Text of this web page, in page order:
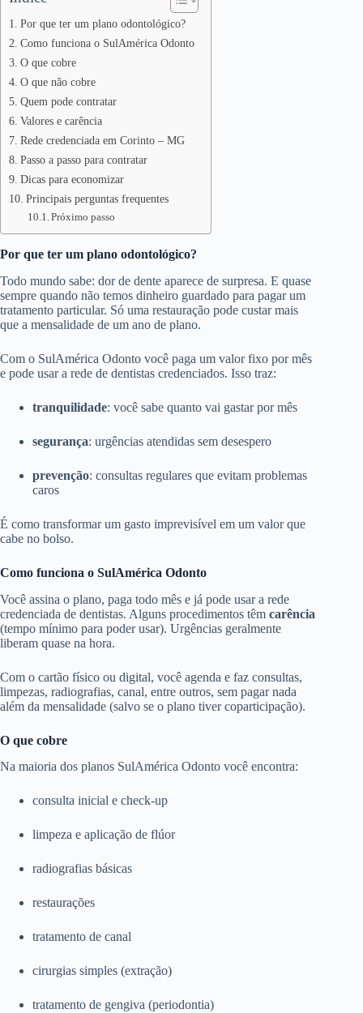
Por que ter um plano odontológico?
Como funciona o SulAmérica Odonto
O que cobre
O que não cobre
Quem pode contratar
Valores e carência
Rede credenciada em Corinto – MG
Passo a passo para contratar
Dicas para economizar
Principais perguntas frequentes
Próximo passo
Por que ter um plano odontológico?
Todo mundo sabe: dor de dente aparece de surpresa. E quase
sempre quando não temos dinheiro guardado para pagar um
tratamento particular. Só uma restauração pode custar mais
que a mensalidade de um ano de plano.
Com o SulAmérica Odonto você paga um valor fixo por mês
e pode usar a rede de dentistas credenciados. Isso traz:
tranquilidade: você sabe quanto vai gastar por mês
segurança: urgências atendidas sem desespero
prevenção: consultas regulares que evitam problemas
caros
É como transformar um gasto imprevisível em um valor que
cabe no bolso.
Como funciona o SulAmérica Odonto
Você assina o plano, paga todo mês e já pode usar a rede
credenciada de dentistas. Alguns procedimentos têm carência
(tempo mínimo para poder usar). Urgências geralmente
liberam quase na hora.
Com o cartão físico ou digital, você agenda e faz consultas,
limpezas, radiografias, canal, entre outros, sem pagar nada
além da mensalidade (salvo se o plano tiver coparticipação).
O que cobre
Na maioria dos planos SulAmérica Odonto você encontra:
consulta inicial e check-up
limpeza e aplicação de flúor
radiografias básicas
restaurações
tratamento de canal
cirurgias simples (extração)
tratamento de gengiva (periodontia)